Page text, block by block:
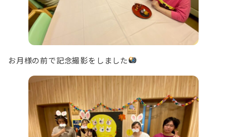
お月様の前で記念撮影をしました